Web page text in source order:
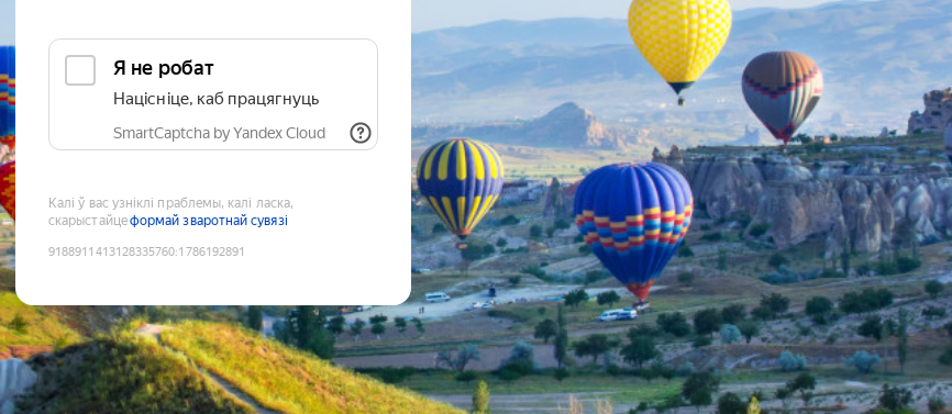
Я не робат
Націсніце, каб працягнуць
SmartCaptcha by Yandex Cloud
Калі ў вас узніклі праблемы, калі ласка,
скарыстайцеформай зваротнай сувязі
9188911413128335760:1786192891